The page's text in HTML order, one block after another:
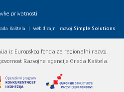
Kaštela | Web dizajn i razvoj Simple Solutions
privatnosti
iz Europskog fonda za regionalni razvoj.
Razvojne agencije Grada Kaštela.